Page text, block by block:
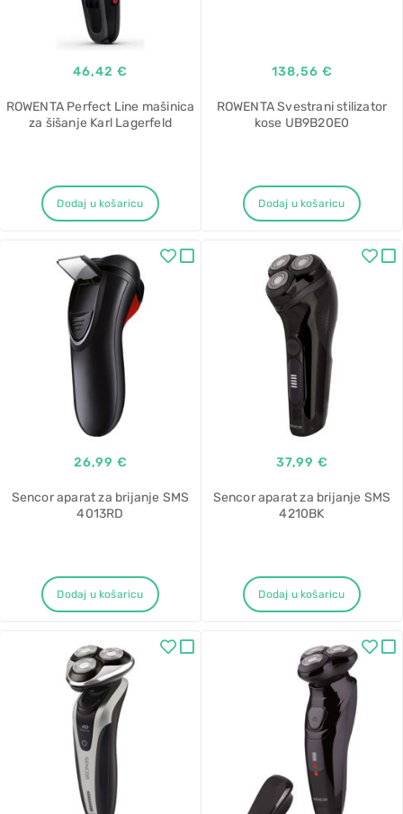
46,42 €
ROWENTA Perfect Line mašinica
za šišanje Karl Lagerfeld
Dodaj u košaricu
138,56 €
ROWENTA Svestrani stilizator
kose UB9B20E0
Dodaj u košaricu
26,99 €
Sencor aparat za brijanje SMS
4013RD
Dodaj u košaricu
37,99 €
Sencor aparat za brijanje SMS
4210BK
Dodaj u košaricu